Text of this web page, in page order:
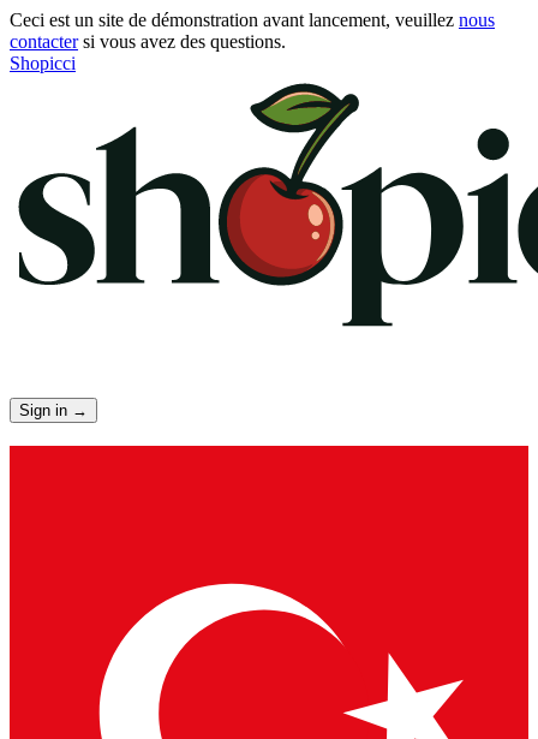
Ceci est un site de démonstration avant lancement, veuillez nous
contactersi vous avez des questions.
Shopicci
Sign in →